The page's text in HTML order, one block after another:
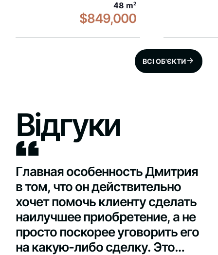
48 m2
$849,000
ВСІ ОБ'ЄКТИ
Відгуки
Главная особенность Дмитрия
в том, что он действительно
хочет помочь клиенту сделать
наилучшее приобретение, а не
просто поскорее уговорить его
на какую-либо сделку. Это